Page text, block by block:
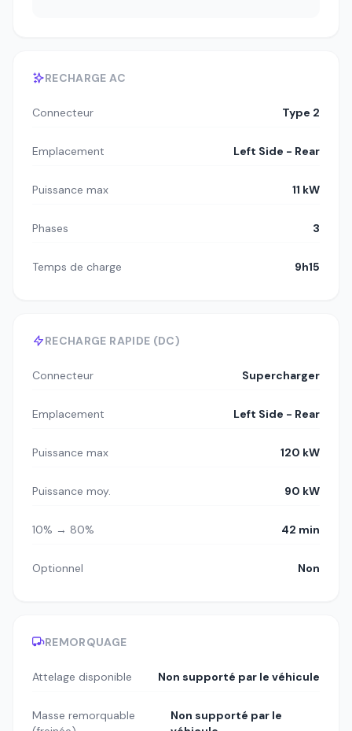
RECHARGE AC
Connecteur Type 2
Emplacement Left Side - Rear
Puissance max 11 kW
Phases 3
Temps de charge 9h15
RECHARGE RAPIDE (DC)
Connecteur Supercharger
Emplacement Left Side - Rear
Puissance max 120 kW
Puissance moy. 90 kW
10% → 80% 42 min
Optionnel Non
REMORQUAGE
Attelage disponible Non supporté par le véhicule
Masse remorquable
Non supporté par le